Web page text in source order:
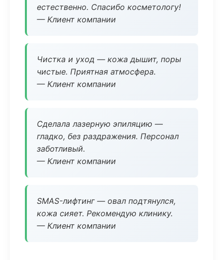
естественно. Спасибо косметологу!
— Клиент компании
Чистка и уход — кожа дышит, поры
чистые. Приятная атмосфера.
— Клиент компании
Сделала лазерную эпиляцию —
гладко, без раздражения. Персонал
заботливый.
— Клиент компании
SMAS-лифтинг — овал подтянулся,
кожа сияет. Рекомендую клинику.
— Клиент компании